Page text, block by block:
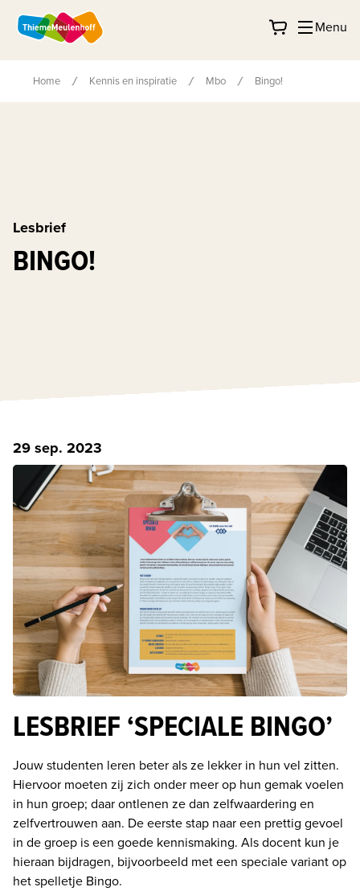
Menu
Home Kennis en inspiratie Mbo Bingo!
Lesbrief
BINGO!
29 sep. 2023
LESBRIEF ‘SPECIALE BINGO’
Jouw studenten leren beter als ze lekker in hun vel zitten.
Hiervoor moeten zij zich onder meer op hun gemak voelen
in hun groep; daar ontlenen ze dan zelfwaardering en
zelfvertrouwen aan. De eerste stap naar een prettig gevoel
in de groep is een goede kennismaking. Als docent kun je
hieraan bijdragen, bijvoorbeeld met een speciale variant op
het spelletje Bingo.